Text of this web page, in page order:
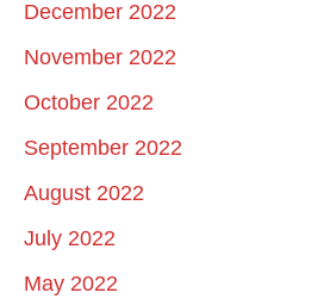
December 2022
November 2022
October 2022
September 2022
August 2022
July 2022
May 2022